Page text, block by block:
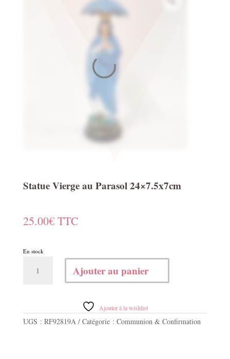
Statue Vierge au Parasol 24×7.5x7cm
25.00€ TTC
En stock
Parasol
24x7.5x7cm
Ajouter au panier
Ajouter à la wishlist
UGS : RF92819A Catégorie : Communion & Confirmation